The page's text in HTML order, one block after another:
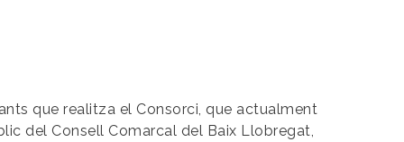
que realitza el Consorci, que actualment
del Consell Comarcal del Baix Llobregat,